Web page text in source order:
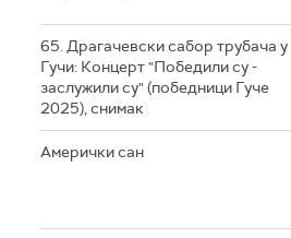
65. Драгачевски сабор трубача у
Гучи: Концерт "Победили су -
заслужили су" (победници Гуче
2025), снимак
Амерички сан